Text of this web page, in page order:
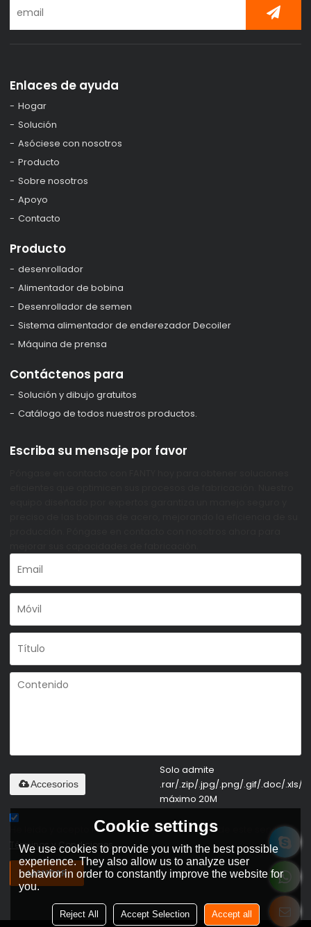
Enlaces de ayuda
Hogar
Solución
Asóciese con nosotros
Producto
Sobre nosotros
Apoyo
Contacto
Producto
desenrollador
Alimentador de bobina
Desenrollador de semen
Sistema alimentador de enderezador Decoiler
Máquina de prensa
Contáctenos para
Solución y dibujo gratuitos
Catálogo de todos nuestros productos.
Escriba su mensaje por favor
Solo admite
.rar/.zip/.jpg/.png/.gif/.doc/.xls/
máximo 20M
Accesorios
He leido y acepto los Términos y Condiciones de este servicio,
Términos y Condiciones
MANDAR
Cookie settings
We use cookies to provide you with the best possible
experience. They also allow us to analyze user
behavior in order to constantly improve the website for
you.
Reject All Accept Selection Accept all